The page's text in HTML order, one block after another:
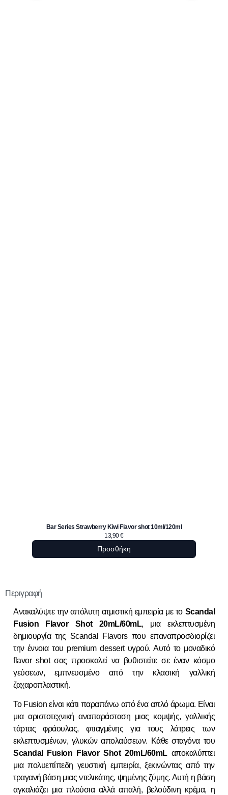
Bar Series Strawberry Kiwi Flavor shot 10ml/120ml
13,90€
Προσθήκη
Περιγραφή
Ανακαλύψτε την απόλυτη ατμιστική εμπειρία με το Scandal
Fusion Flavor Shot 20mL/60mL, μια εκλεπτυσμένη
δημιουργία της Scandal Flavors που επαναπροσδιορίζει
την έννοια του premium dessert υγρού. Αυτό το μοναδικό
flavor shot σας προσκαλεί να βυθιστείτε σε έναν κόσμο
γεύσεων, εμπνευσμένο από την κλασική γαλλική
ζαχαροπλαστική.
Το Fusion είναι κάτι παραπάνω από ένα απλό άρωμα. Είναι
μια αριστοτεχνική αναπαράσταση μιας κομψής, γαλλικής
τάρτας φράουλας, φτιαγμένης για τους λάτρεις των
εκλεπτυσμένων, γλυκών απολαύσεων. Κάθε σταγόνα του
Scandal Fusion Flavor Shot 20mL/60mLαποκαλύπτει
μια πολυεπίπεδη γευστική εμπειρία, ξεκινώντας από την
τραγανή βάση μιας ντελικάτης, ψημένης ζύμης. Αυτή η βάση
αγκαλιάζει μια πλούσια αλλά απαλή, βελούδινη κρέμα, η